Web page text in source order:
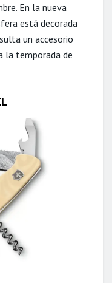
En la nueva
está decorada
un accesorio
la temporada de